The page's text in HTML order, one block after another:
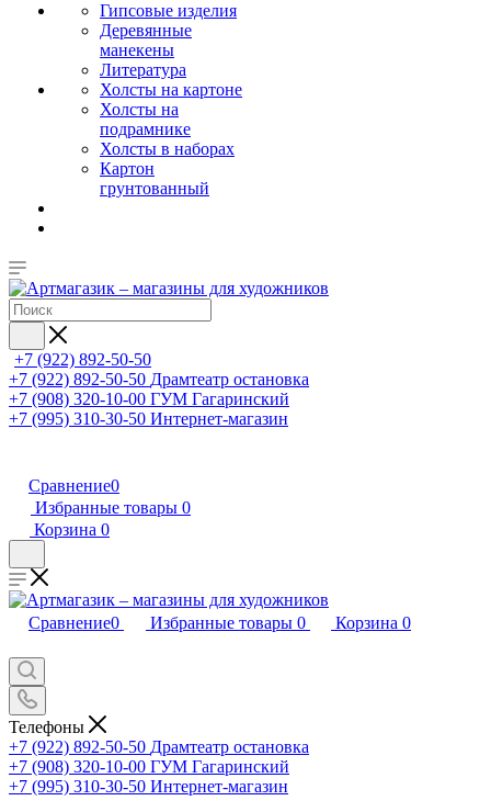
Гипсовые изделия
Деревянные
манекены
Литература
Холсты на картоне
Холсты на
подрамнике
Холсты в наборах
Картон
грунтованный
+7 (922) 892-50-50
+7 (922) 892-50-50 Драмтеатр остановка
+7 (908) 320-10-00 ГУМ Гагаринский
+7 (995) 310-30-50 Интернет-магазин
Сравнение0
Избранные товары 0
Корзина 0
Сравнение0 Избранные товары 0 Корзина 0
Телефоны
+7 (922) 892-50-50 Драмтеатр остановка
+7 (908) 320-10-00 ГУМ Гагаринский
+7 (995) 310-30-50 Интернет-магазин